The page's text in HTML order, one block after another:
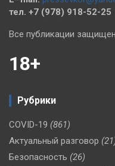
тел. +7 (978) 918-52-25
Все публикации
18+
Рубрики
COVID-19 (861)
Актуальный разговор
Безопасность (26)